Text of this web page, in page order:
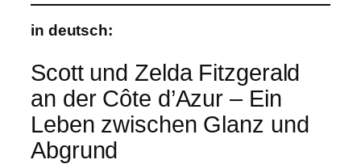
in deutsch:
Scott und Zelda Fitzgerald
an der Côte d’Azur – Ein
Leben zwischen Glanz und
Abgrund